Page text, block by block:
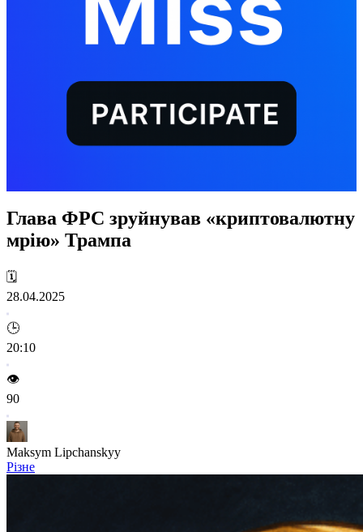
Глава ФРС зруйнував «криптовалютну
мрію» Трампа
🗓️
28.04.2025
🕒
20:10
👁️
90
Maksym Lipchanskyy
Різне